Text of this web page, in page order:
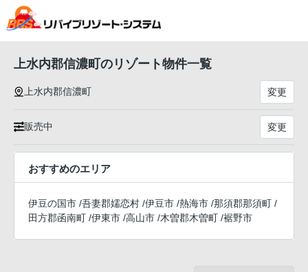
上水内郡信濃町のリゾート物件一覧
上水内郡信濃町 変更
販売中 変更
おすすめのエリア
伊豆の国市 /吾妻郡嬬恋村 /伊豆市 /熱海市 /那須郡那須町 /
田方郡函南町 /伊東市 /高山市 /木曽郡木曽町 /裾野市